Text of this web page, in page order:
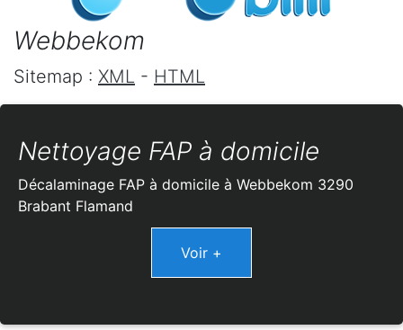
Webbekom
Sitemap : XML - HTML
Nettoyage FAP à domicile
Décalaminage FAP à domicile à Webbekom 3290
Brabant Flamand
Voir +